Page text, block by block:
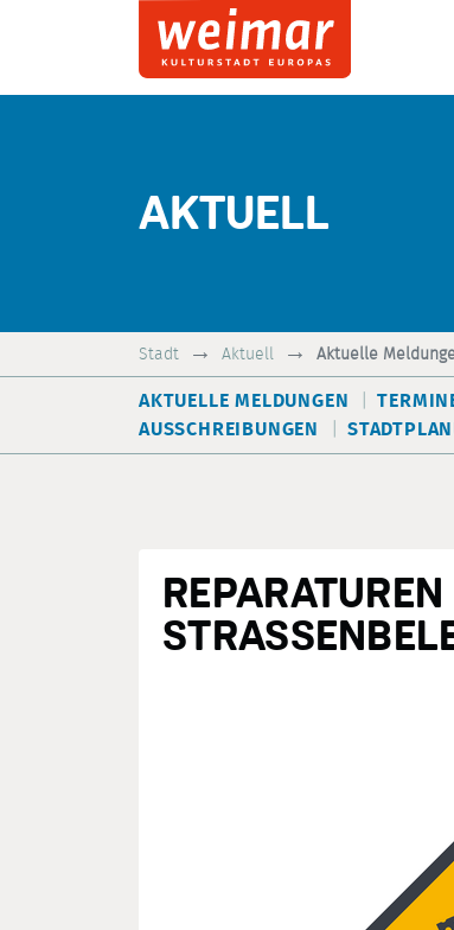
AKTUELL
Stadt Aktuell Aktuelle
AKTUELLE MELDUNGEN
AUSSCHREIBUNGEN